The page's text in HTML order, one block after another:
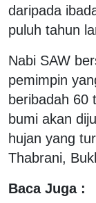
daripada
puluh tahun
Nabi SAW
pemimpin
beribadah 60
bumi akan
hujan yang
Thabrani,
Baca Juga :